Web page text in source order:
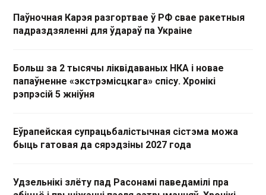
Паўночная Карэя разгортвае ў РФ свае ракетныя
падраздзяленні для ўдараў па Украіне
Больш за 2 тысячы ліквідаваных НКА і новае
папаўненне «экстрэмісцкага» спісу. Хронікі
рэпрэсій 5 жніўня
Еўрапейская супрацьбалістычная сістэма можа
быць гатовая да сярэдзіны 2027 года
Удзельнікі злёту пад Расонамі паведамілі пра